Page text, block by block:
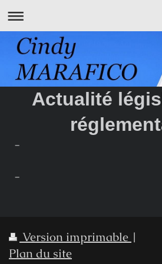
Actualité
-
-
Version imprimable |
Plan du site